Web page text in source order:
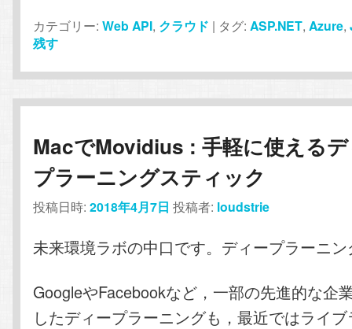
カテゴリー: Web API, クラウド | タグ: ASP.NET,Azure,
残す
MacでMovidius : 手軽に使える
プラーニングスティック
投稿日時:2018年4月7日 投稿者: loudstrie
未来環境ラボの中口です。ディープラーニ
GoogleやFacebookなど，一部の先進的な企
したディープラーニングも，最近ではライ